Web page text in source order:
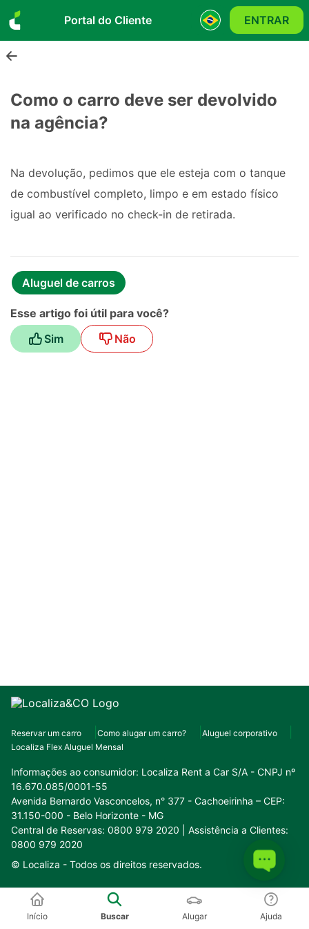
Portal do Cliente ENTRAR
Como o carro deve ser devolvido
na agência?
Na devolução, pedimos que ele esteja com o tanque
de combustível completo, limpo e em estado físico
igual ao verificado no check-in de retirada.
Esse artigo foi útil para você?
Sim
Não
Aluguel de carros
Reservar um carro Como alugar um carro?
Aluguel corporativo
Localiza Flex Aluguel Mensal
Informações ao consumidor: Localiza Rent a Car S/A - CNPJ nº
16.670.085/0001-55
Avenida Bernardo Vasconcelos, n° 377 - Cachoeirinha – CEP:
31.150-000 - Belo Horizonte - MG
Central de Reservas: 0800 979 2020 | Assistência a Clientes:
0800 979 2020
© Localiza - Todos os direitos reservados.
Conheça o nosso ecossistema:
Início Buscar Alugar Ajuda